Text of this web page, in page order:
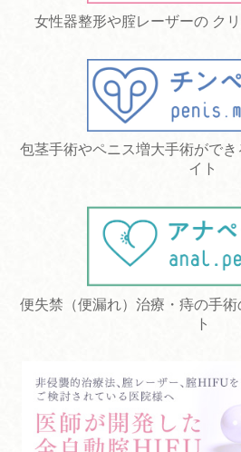
女性器整形や腟レーザーの ク
包茎手術やペニス増大手術がで
イト
便失禁（便漏れ）治療・痔の手
ト